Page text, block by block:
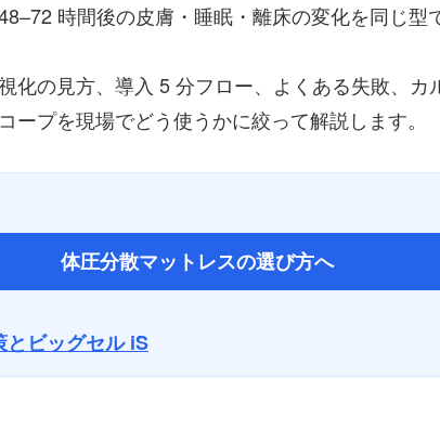
時間後の皮膚・睡眠・離床の変化を同じ
化の見方、導入 5 分フロー、よくある失敗、
プを現場でどう使うかに絞って解説します。
体圧分散マットレスの選び方へ
とビッグセル iS